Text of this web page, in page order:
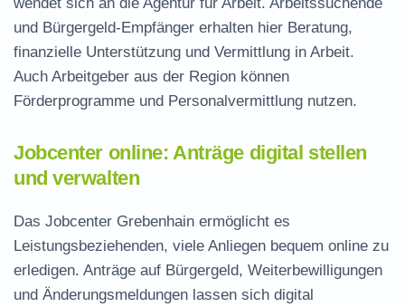
und Bürgergeld-Empfänger erhalten hier Beratung,
finanzielle Unterstützung und Vermittlung in Arbeit.
Auch Arbeitgeber aus der Region können
Förderprogramme und Personalvermittlung nutzen.
Jobcenter online: Anträge digital stellen
und verwalten
Das Jobcenter Grebenhain ermöglicht es
Leistungsbeziehenden, viele Anliegen bequem online zu
erledigen. Anträge auf Bürgergeld, Weiterbewilligungen
und Änderungsmeldungen lassen sich digital